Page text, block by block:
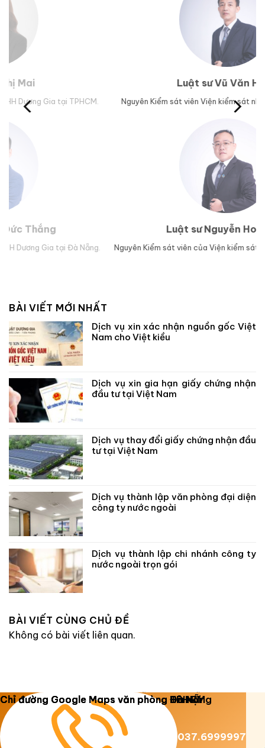
Luật sư Vũ Văn Huân
Nguyên Kiểm sát viên Viện kiểm sát nhân dân tỉnh Phú Yên.
Luật sư Nguyễn Hoài Bão
Nguyên Kiểm sát viên của Viện kiểm sát nhân dân TP Đà Nẵng.
BÀI VIẾT MỚI NHẤT
Dịch vụ xin xác nhận nguồn gốc Việt
Nam cho Việt kiều
Dịch vụ xin gia hạn giấy chứng nhận
đầu tư tại Việt Nam
Dịch vụ thay đổi giấy chứng nhận đầu
tư tại Việt Nam
Dịch vụ thành lập văn phòng đại diện
công ty nước ngoài
Dịch vụ thành lập chi nhánh công ty
nước ngoài trọn gói
BÀI VIẾT CÙNG CHỦ ĐỀ
Không có bài viết liên quan.
Copyright 2026 © Luật Dương Gia